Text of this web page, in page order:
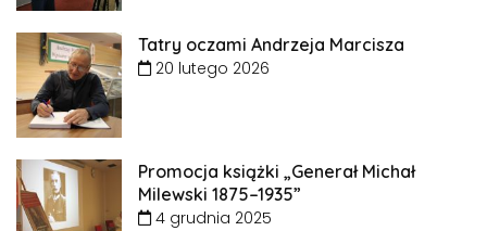
Tatry oczami Andrzeja Marcisza
20 lutego 2026
Promocja książki „Generał Michał
Milewski 1875–1935”
4 grudnia 2025